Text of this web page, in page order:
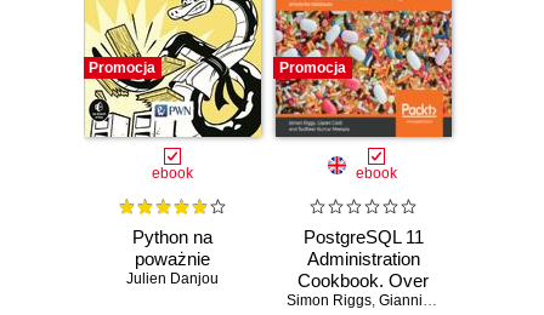
Promocja
ebook
Python na
poważnie
Julien Danjou
Promocja
ebook
PostgreSQL 11
Administration
Cookbook. Over
175 recipes for
Simon Riggs, Gianni Ciolli